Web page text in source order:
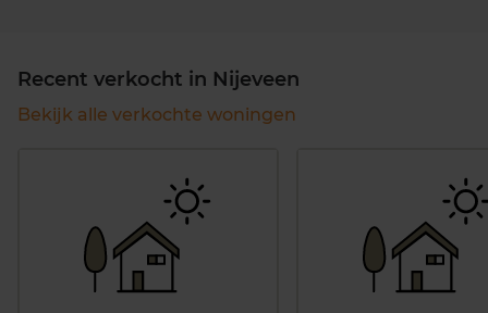
Recent verkocht in Nijeveen
Bekijk alle verkochte woningen